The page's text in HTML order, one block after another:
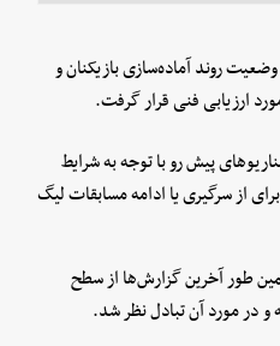
روند آماده‌سازی بازیکنان و
ارزیابی فنی قرار گرفت.
پیش رو با توجه به شرایط
از سرگیری یا ادامه مسابقات لیگ
طور آخرین گزارش‌ها از سطح
در مورد آن تبادل نظر شد.